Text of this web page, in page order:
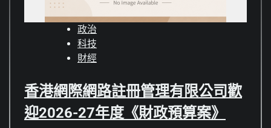
政治
科技
財經
香港網際網路註冊管理有限公司歡
迎2026-27年度《財政預算案》